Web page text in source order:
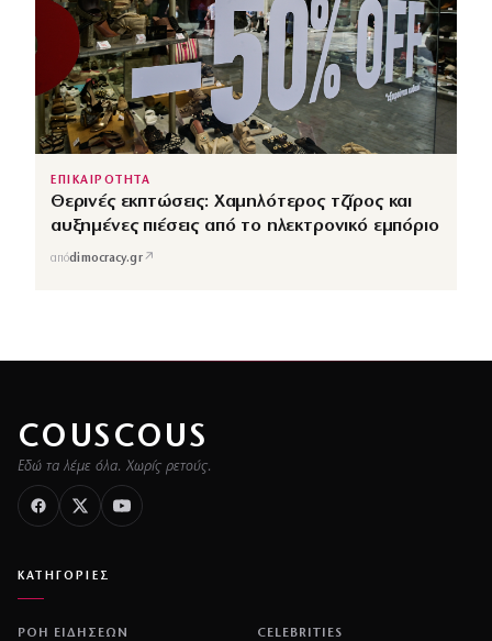
ΕΠΙΚΑΙΡΟΤΗΤΑ
Θερινές εκπτώσεις: Χαμηλότερος τζίρος και
αυξημένες πιέσεις από το ηλεκτρονικό εμπόριο
απόdimocracy.gr↗
COUSCOUS
Εδώ τα λέμε όλα. Χωρίς ρετούς.
ΚΑΤΗΓΟΡΙΕΣ
ΡΟΗ ΕΙΔΗΣΕΩΝ CELEBRITIES